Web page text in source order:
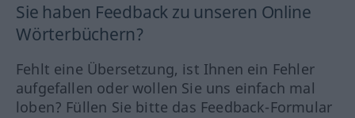
Sie haben Feedback zu unseren Online
Wörterbüchern?
Fehlt eine Übersetzung, ist Ihnen ein Fehler
aufgefallen oder wollen Sie uns einfach mal
loben? Füllen Sie bitte das Feedback-Formular